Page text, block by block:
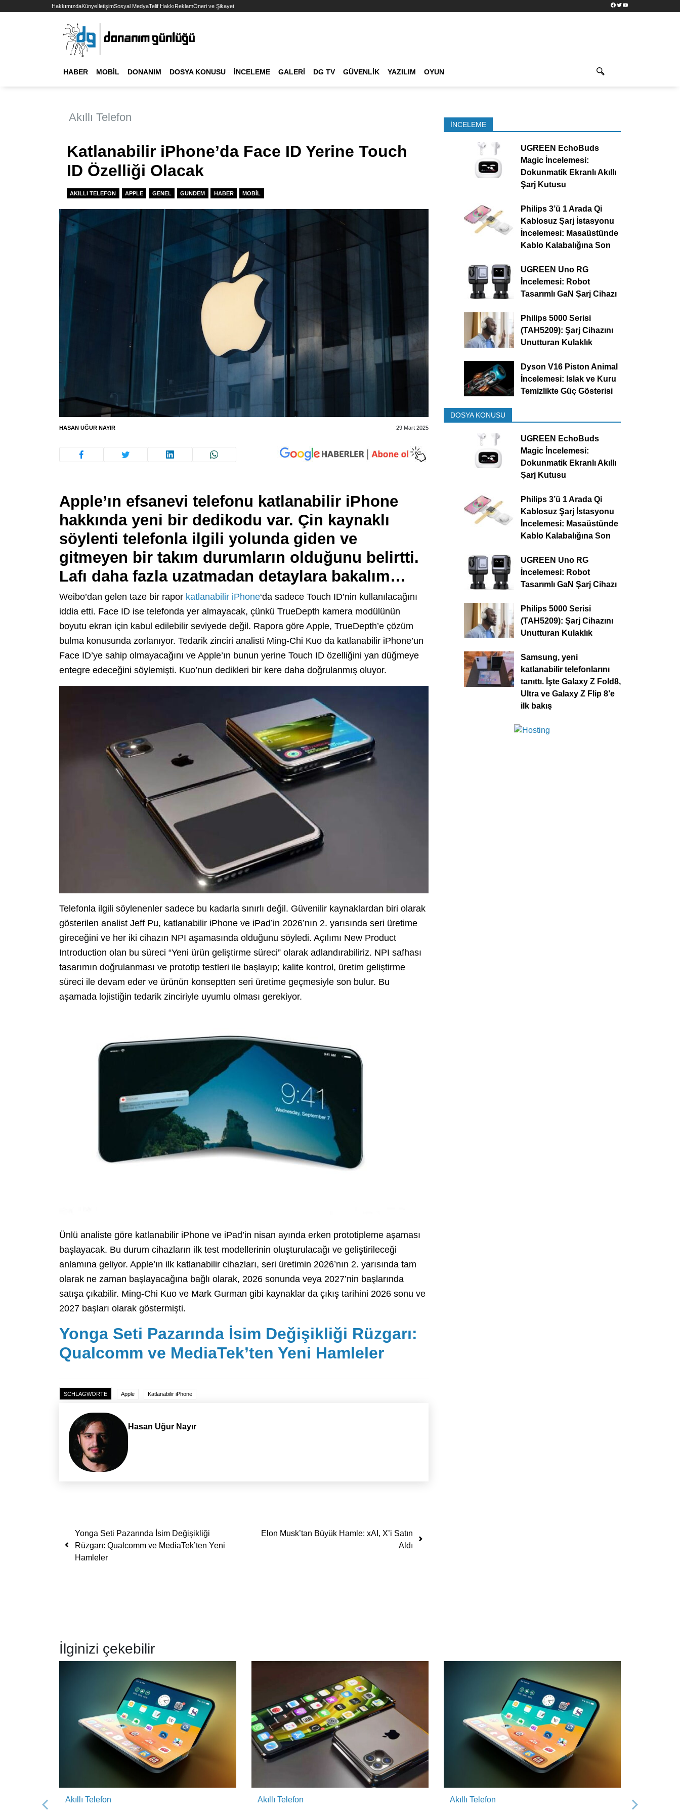
HakkımızdaKünyeİletişimSosyal MedyaTelif HakkıReklamÖneri ve Şikayet Facebook
TwitterYouTube
HABER MOBIL DONANIM DOSYA KONUSU İNCELEME GALERI DG TV GÜVENLIK YAZILIM OYUN
Akıllı Telefon
Katlanabilir iPhone’da Face ID Yerine Touch
ID Özelliği Olacak
AKILLI TELEFON APPLE GENEL GUNDEM HABER MOBIL
HASAN UĞUR NAYIR 29 Mart 2025
Apple’ın efsanevi telefonu katlanabilir iPhone
hakkında yeni bir dedikodu var. Çin kaynaklı
söylenti telefonla ilgili yolunda giden ve
gitmeyen bir takım durumların olduğunu belirtti.
Lafı daha fazla uzatmadan detaylara bakalım…
Weibo’dan gelen taze bir rapor katlanabilir iPhone‘da sadece Touch ID’nin kullanılacağını
iddia etti. Face ID ise telefonda yer almayacak, çünkü TrueDepth kamera modülünün
boyutu ekran için kabul edilebilir seviyede değil. Rapora göre Apple, TrueDepth’e çözüm
bulma konusunda zorlanıyor. Tedarik zinciri analisti Ming-Chi Kuo da katlanabilir iPhone’un
Face ID’ye sahip olmayacağını ve Apple’ın bunun yerine Touch ID özelliğini yan düğmeye
entegre edeceğini söylemişti. Kuo’nun dedikleri bir kere daha doğrulanmış oluyor.
Telefonla ilgili söylenenler sadece bu kadarla sınırlı değil. Güvenilir kaynaklardan biri olarak
gösterilen analist Jeff Pu, katlanabilir iPhone ve iPad’in 2026’nın 2. yarısında seri üretime
gireceğini ve her iki cihazın NPI aşamasında olduğunu söyledi. Açılımı New Product
Introduction olan bu süreci “Yeni ürün geliştirme süreci” olarak adlandırabiliriz. NPI safhası
tasarımın doğrulanması ve prototip testleri ile başlayıp; kalite kontrol, üretim geliştirme
süreci ile devam eder ve ürünün konseptten seri üretime geçmesiyle son bulur. Bu
aşamada lojistiğin tedarik zinciriyle uyumlu olması gerekiyor.
Ünlü analiste göre katlanabilir iPhone ve iPad’in nisan ayında erken prototipleme aşaması
başlayacak. Bu durum cihazların ilk test modellerinin oluşturulacağı ve geliştirileceği
anlamına geliyor. Apple’ın ilk katlanabilir cihazları, seri üretimin 2026’nın 2. yarısında tam
olarak ne zaman başlayacağına bağlı olarak, 2026 sonunda veya 2027’nin başlarında
satışa çıkabilir. Ming-Chi Kuo ve Mark Gurman gibi kaynaklar da çıkış tarihini 2026 sonu ve
2027 başları olarak göstermişti.
Yonga Seti Pazarında İsim Değişikliği Rüzgarı:
Qualcomm ve MediaTek’ten Yeni Hamleler
SCHLAGWORTE Apple Katlanabilir iPhone
Hasan Uğur Nayır
Yazı dolaşımı
Yonga Seti Pazarında İsim Değişikliği
Rüzgarı: Qualcomm ve MediaTek’ten Yeni
Hamleler
Elon Musk’tan Büyük Hamle: xAI, X’i Satın
Aldı
İNCELEME
UGREEN EchoBuds
Magic İncelemesi:
Dokunmatik Ekranlı Akıllı
Şarj Kutusu
Philips 3’ü 1 Arada Qi
Kablosuz Şarj İstasyonu
İncelemesi: Masaüstünde
Kablo Kalabalığına Son
UGREEN Uno RG
İncelemesi: Robot
Tasarımlı GaN Şarj Cihazı
Philips 5000 Serisi
(TAH5209): Şarj Cihazını
Unutturan Kulaklık
Dyson V16 Piston Animal
İncelemesi: Islak ve Kuru
Temizlikte Güç Gösterisi
DOSYA KONUSU
UGREEN EchoBuds
Magic İncelemesi:
Dokunmatik Ekranlı Akıllı
Şarj Kutusu
Philips 3’ü 1 Arada Qi
Kablosuz Şarj İstasyonu
İncelemesi: Masaüstünde
Kablo Kalabalığına Son
UGREEN Uno RG
İncelemesi: Robot
Tasarımlı GaN Şarj Cihazı
Philips 5000 Serisi
(TAH5209): Şarj Cihazını
Unutturan Kulaklık
Samsung, yeni
katlanabilir telefonlarını
tanıttı. İşte Galaxy Z Fold8,
Ultra ve Galaxy Z Flip 8’e
ilk bakış
İlginizi çekebilir
Akıllı Telefon Akıllı Telefon Akıllı Telefon